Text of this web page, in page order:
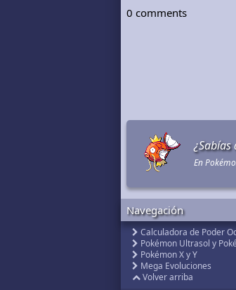
0 comments
En
Navegación
Calculadora de Poder
Pokémon Ultrasol y
Pokémon X y Y
Mega Evoluciones
Volver arriba